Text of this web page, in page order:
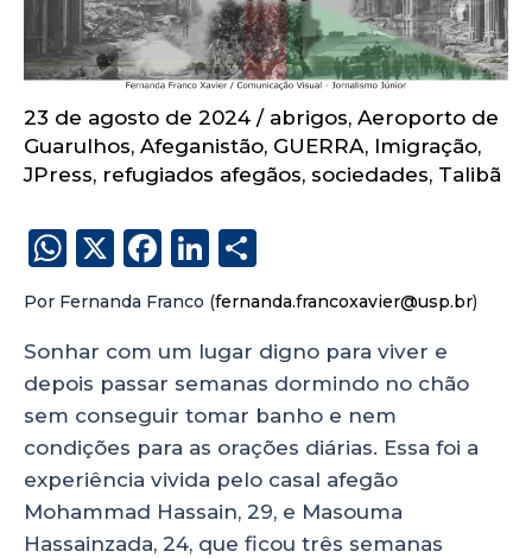
23 de agosto de 2024 / abrigos, Aeroporto de
Guarulhos, Afeganistão, GUERRA, Imigração,
JPress, refugiados afegãos, sociedades, Talibã
W
h
ts
A
p
p
X
F
a
e
b
o
o
k
Li
n
k
e
dI
n
h
re
Por Fernanda Franco (fernanda.francoxavier@usp.br)
Sonhar com um lugar digno para viver e
depois passar semanas dormindo no chão
sem conseguir tomar banho e nem
condições para as orações diárias. Essa foi a
experiência vivida pelo casal afegão
Mohammad Hassain, 29, e Masouma
Hassainzada, 24, que ficou três semanas